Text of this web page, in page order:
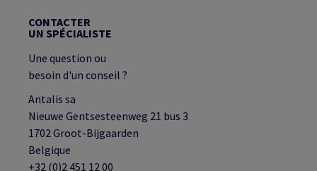
CONTACTER
UN SPÉCIALISTE
Une question ou
besoin d'un conseil ?
Antalis sa
Nieuwe Gentsesteenweg 21 bus 3
1702 Groot-Bijgaarden
Belgique
+32 (0)2 451 12 00